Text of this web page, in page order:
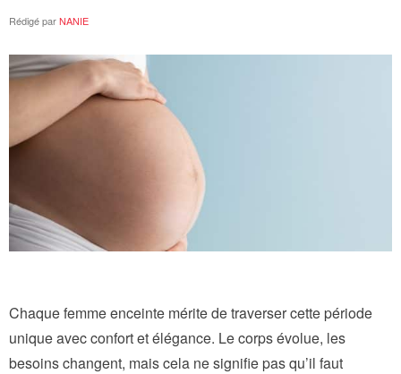
Rédigé parNANIE
Chaque femme enceinte mérite de traverser cette période
unique avec confort et élégance. Le corps évolue, les
besoins changent, mais cela ne signifie pas qu’il faut